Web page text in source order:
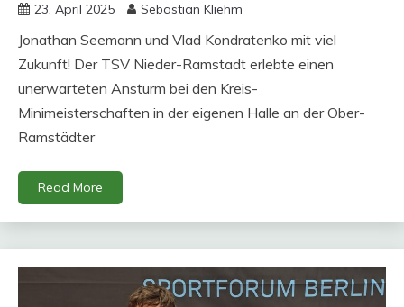
23. April 2025 Sebastian Kliehm
Jonathan Seemann und Vlad Kondratenko mit viel
Zukunft! Der TSV Nieder-Ramstadt erlebte einen
unerwarteten Ansturm bei den Kreis-
Minimeisterschaften in der eigenen Halle an der Ober-
Ramstädter
Read More